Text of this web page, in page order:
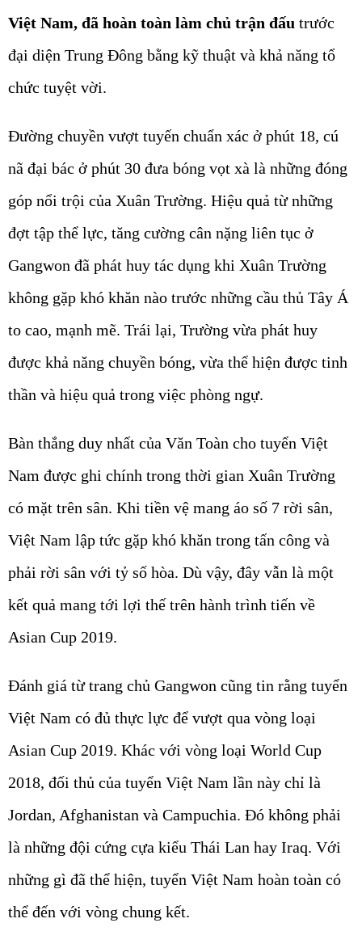
Việt Nam, đã hoàn toàn làm chủ trận đấu trước
đại diện Trung Đông bằng kỹ thuật và khả năng tổ
chức tuyệt vời.
Đường chuyền vượt tuyến chuẩn xác ở phút 18, cú
nã đại bác ở phút 30 đưa bóng vọt xà là những đóng
góp nổi trội của Xuân Trường. Hiệu quả từ những
đợt tập thể lực, tăng cường cân nặng liên tục ở
Gangwon đã phát huy tác dụng khi Xuân Trường
không gặp khó khăn nào trước những cầu thủ Tây Á
to cao, mạnh mẽ. Trái lại, Trường vừa phát huy
được khả năng chuyền bóng, vừa thể hiện được tinh
thần và hiệu quả trong việc phòng ngự.
Bàn thắng duy nhất của Văn Toàn cho tuyển Việt
Nam được ghi chính trong thời gian Xuân Trường
có mặt trên sân. Khi tiền vệ mang áo số 7 rời sân,
Việt Nam lập tức gặp khó khăn trong tấn công và
phải rời sân với tỷ số hòa. Dù vậy, đây vẫn là một
kết quả mang tới lợi thế trên hành trình tiến về
Asian Cup 2019.
Đánh giá từ trang chủ Gangwon cũng tin rằng tuyển
Việt Nam có đủ thực lực để vượt qua vòng loại
Asian Cup 2019. Khác với vòng loại World Cup
2018, đối thủ của tuyển Việt Nam lần này chỉ là
Jordan, Afghanistan và Campuchia. Đó không phải
là những đội cứng cựa kiểu Thái Lan hay Iraq. Với
những gì đã thể hiện, tuyển Việt Nam hoàn toàn có
thể đến với vòng chung kết.